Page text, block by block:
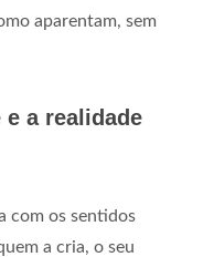
aparentam, sem
a realidade
com os sentidos
a cria, o seu